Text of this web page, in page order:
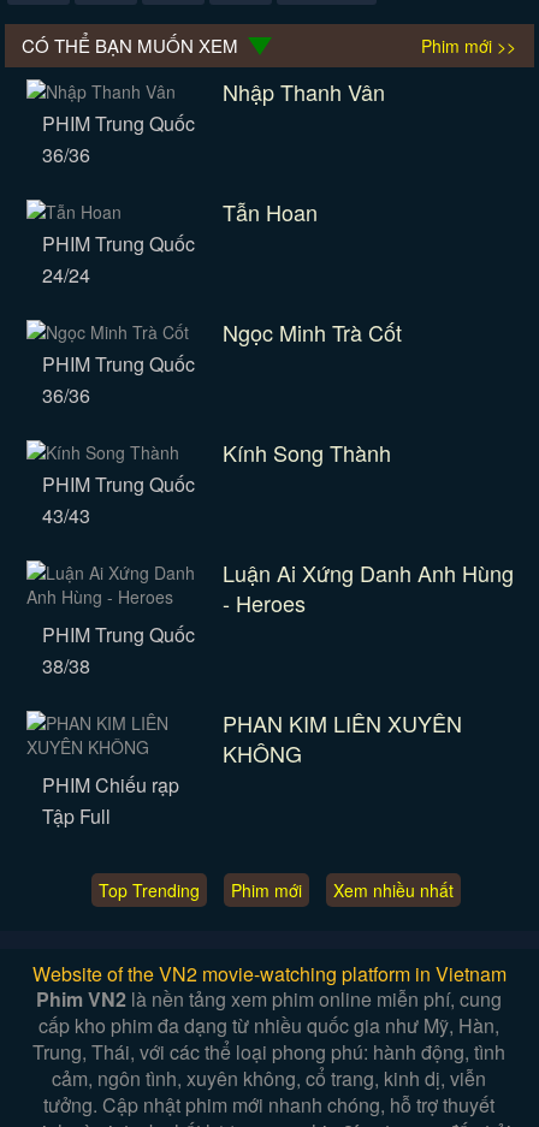
CÓ THỂ BẠN MUỐN XEM Phim mới >>
Nhập Thanh Vân
PHIM Trung Quốc
36/36
Tẫn Hoan
PHIM Trung Quốc
24/24
Ngọc Minh Trà Cốt
PHIM Trung Quốc
36/36
Kính Song Thành
PHIM Trung Quốc
43/43
Luận Ai Xứng Danh Anh Hùng
- Heroes
PHIM Trung Quốc
38/38
PHAN KIM LIÊN XUYÊN
KHÔNG
PHIM Chiếu rạp
Tập Full
Top Trending Phim mới Xem nhiều nhất
Website of the VN2 movie-watching platform in Vietnam
Phim VN2 là nền tảng xem phim online miễn phí, cung
cấp kho phim đa dạng từ nhiều quốc gia như Mỹ, Hàn,
Trung, Thái, với các thể loại phong phú: hành động, tình
cảm, ngôn tình, xuyên không, cổ trang, kinh dị, viễn
tưởng. Cập nhật phim mới nhanh chóng, hỗ trợ thuyết